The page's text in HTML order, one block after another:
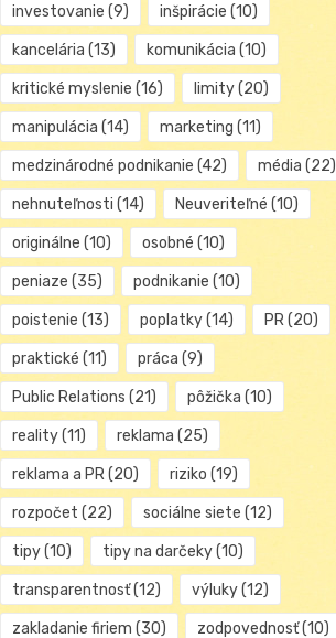
investovanie (9) inšpirácie (10)
kancelária (13) komunikácia (10)
kritické myslenie (16) limity(20)
manipulácia (14) marketing (11)
medzinárodné podnikanie (42) média (22)
nehnuteľnosti (14) Neuveriteľné (10)
originálne (10) osobné (10)
peniaze (35) podnikanie (10)
poistenie (13) poplatky(14) PR(20)
praktické (11) práca (9)
Public Relations (21) pôžička (10)
reality(11) reklama (25)
reklama a PR(20) riziko (19)
rozpočet (22) sociálne siete (12)
tipy(10) tipy na darčeky(10)
transparentnosť(12) výluky(12)
zakladanie firiem (30) zodpovednosť(10)